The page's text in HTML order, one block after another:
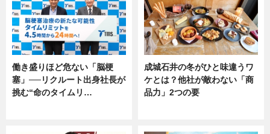
働き盛りほど危ない「脳梗
塞」──リクルート出身社長が
挑む“命のタイムリ…
成城石井の冬がひと味違うワ
ケとは？他社が敵わない「商
品力」2つの要